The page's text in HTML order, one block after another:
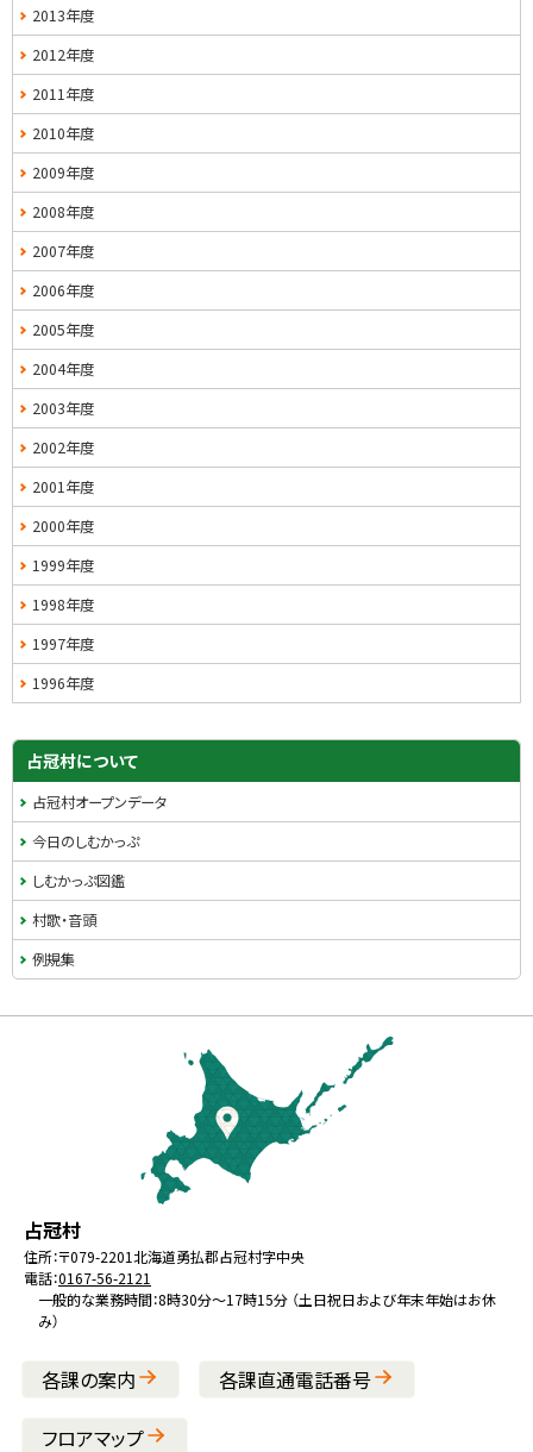
2013年度
2012年度
2011年度
2010年度
2009年度
2008年度
2007年度
2006年度
2005年度
2004年度
2003年度
2002年度
2001年度
2000年度
1999年度
1998年度
1997年度
1996年度
占冠村について
占冠村オープンデータ
今日のしむかっぷ
しむかっぷ図鑑
村歌・音頭
例規集
北
海
道
占冠村役
場
住所：〒079-2201北海道勇払郡占冠村字中央
電話：0167-56-2121
一般的な業務時間：8時30分～17時15分 （土日祝日および年末年始はお休
み）
各課の案内 各課直通電話番号
フロアマップ